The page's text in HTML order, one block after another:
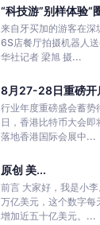
“科技游”别样体验“
来自牙买加的游客在深
6S店餐厅拍摄机器人
华社记者 梁旭 摄...
8月27-28日重磅开
行业年度重磅盛会蓄
日，香港比特币大会
落地香港国际会展中...
原创 美...
前言 大家好，我是小
万亿美元，这个数字每
增加近五十亿美元。...